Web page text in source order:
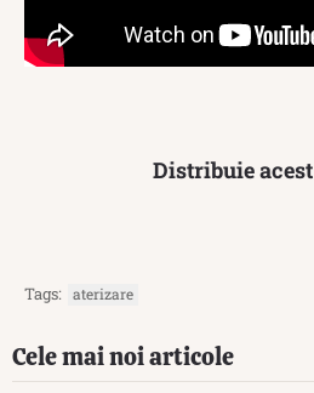
Distribuie
Tags: aterizare
Cele mai noi articole